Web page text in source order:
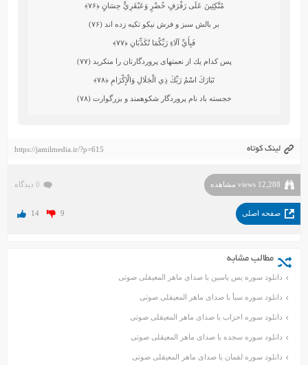
مُتَّكِئِينَ عَلَى رَفْرَفٍ خُضْرٍ وَعَبْقَرِيٍّ حِسَانٍ﴿۷۶﴾
بر بالش سبز و فرش نيكو تكيه زده‏ اند (۷۶)
فَبِأَيِّ آلَاءِ رَبِّكُمَا تُكَذِّبَانِ ﴿۷۷﴾
پس كدام يك از نعمتهاى پروردگارتان را منكريد (۷۷)
تَبَارَكَ اسْمُ رَبِّكَ ذِي الْجَلَالِ وَالْإِكْرَامِ ﴿۷۸﴾
خجسته باد نام پروردگار شكوهمند و بزرگوارت (۷۸)
لینک کوتاه https://jamilmedia.ir/?p=615
12,288 views مشاهده 0 دیدگاه
صفحه اصلی 14 9
مطالب مشابه
دانلود سوره یس یاسین با صدای ماهر المعیقلی صوتی
دانلود سوره سبأ با صدای ماهر المعیقلی صوتی
دانلود سوره احزاب با صدای ماهر المعیقلی صوتی
دانلود سوره سجده با صدای ماهر المعیقلی صوتی
دانلود سوره لقمان با صدای ماهر المعیقلی صوتی